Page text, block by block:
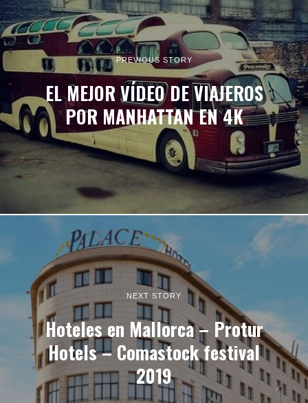
PREVIOUS STORY
EL MEJOR VÍDEO DE VIAJEROS
POR MANHATTAN EN 4K
NEXT STORY
Hoteles en Mallorca – Protur
Hotels – Comastock festival
2019